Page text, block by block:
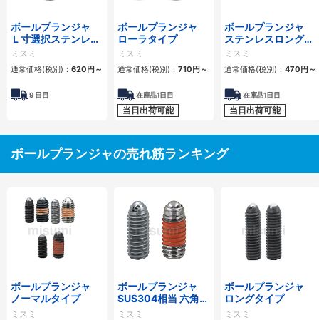
ボールプランジャ
Ｌ寸選択ステンレス
ロングタイプ
ミスミ
通常価格(税別)： 620円～
9 日目
ボールプランジャ
ローラタイプ
ミスミ
通常価格(税別)： 710円～
在庫品1日目
当日出荷可能
ボールプランジャ
ステンレスロングタ
イプ
ミスミ
通常価格(税別)： 470円～
在庫品1日目
当日出荷可能
ボールプランジャの売れ筋ランキング
ボールプランジャ
ノーマルタイプ
ミスミ
ボールプランジャ
SUS304相当 六角穴
タイプ
ミスミ
ボールプランジャ
ロングタイプ
ミスミ